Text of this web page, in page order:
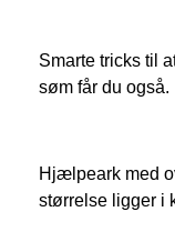
Smarte tricks til
søm får du også.
Hjælpeark med
størrelse ligger i